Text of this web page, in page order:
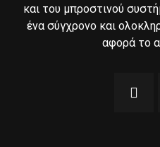
και του μπροστινού
ένα σύγχρονο και
αφορά το